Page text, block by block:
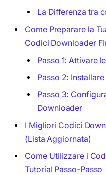
La Differenza tra
Come Preparare la
Codici Downloader
Passo 1: Attivare
Passo 2:
Passo 3:
Downloader
I Migliori Codici
(Lista Aggiornata)
Come Utilizzare i
Tutorial Passo-Passo